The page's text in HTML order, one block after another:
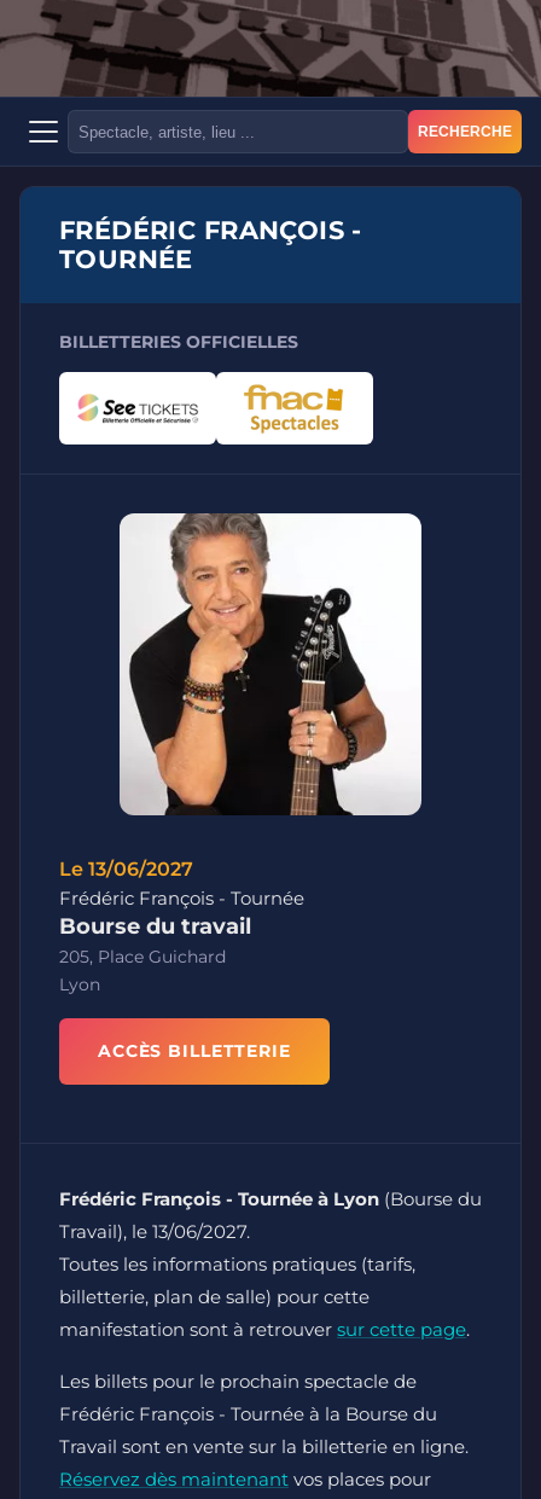
RECHERCHE
FRÉDÉRIC FRANÇOIS -
TOURNÉE
BILLETTERIES OFFICIELLES
Le 13/06/2027
Frédéric François - Tournée
Bourse du travail
205, Place Guichard
Lyon
ACCÈS BILLETTERIE
Frédéric François - Tournée à Lyon (Bourse du
Travail), le 13/06/2027.
Toutes les informations pratiques (tarifs,
billetterie, plan de salle) pour cette
manifestation sont à retrouver sur cette page.
Les billets pour le prochain spectacle de
Frédéric François - Tournée à la Bourse du
Travail sont en vente sur la billetterie en ligne.
Réservez dès maintenant vos places pour